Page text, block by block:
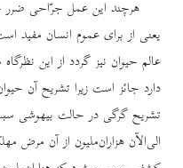
هرچند این عمل جرّاحی
یعنی از برای عموم انسان
عالم حیوان نیز گردد از این
دارد جائز است زیرا تشریح آن
تشریح گرگی در حالت بیهوشی
الی‌الآن هزاران‌ملیون از آن